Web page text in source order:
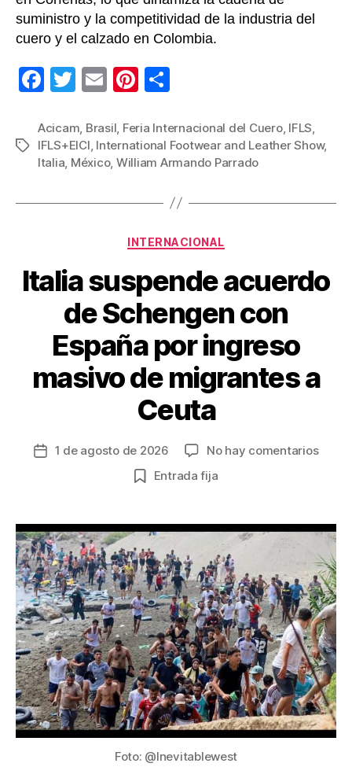
suministro y la competitividad de la industria del
cuero y el calzado en Colombia.
F
c
e
o
T
tt
er
E
ail
Pi
er
e
m
p
tir
Etiquetas
Acicam Brasil Feria Internacional del Cuero, IFLS
IFLS+EICI International Footwear and Leather Show,
Italia México, William Armando Parrado
Categorías
INTERNACIONAL
Italia suspende acuerdo
de Schengen con
España por ingreso
masivo de migrantes a
Ceuta
Fecha1 de agosto de 2026 No hay comentariosen
con
por
de
a
Ceuta
Entrada fija
Foto: @Inevitablewest